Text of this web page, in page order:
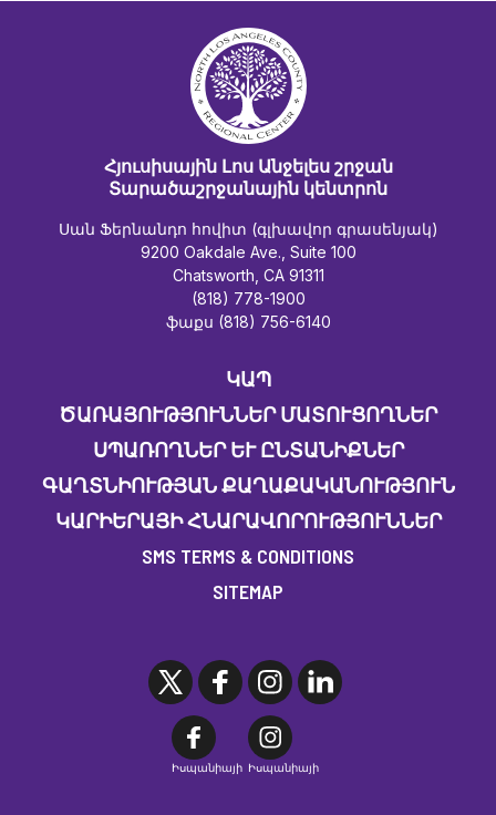
Հյուսիսային Լոս Անջելես շրջան
Տարածաշրջանային կենտրոն
Սան Ֆերնանդո հովիտ (գլխավոր գրասենյակ)
9200 Oakdale Ave., Suite 100
Chatsworth, CA 91311
(818) 778-1900
ֆաքս (818) 756-6140
ԿԱՊ
ԾԱՌԱՅՈՒԹՅՈՒՆՆԵՐ ՄԱՏՈՒՑՈՂՆԵՐ
ՍՊԱՌՈՂՆԵՐ ԵՒ ԸՆՏԱՆԻՔՆԵՐ
ԳԱՂՏՆԻՈՒԹՅԱՆ ՔԱՂԱՔԱԿԱՆՈՒԹՅՈՒՆ
ԿԱՐԻԵՐԱՅԻ ՀՆԱՐԱՎՈՐՈՒԹՅՈՒՆՆԵՐ
SMS TERMS & CONDITIONS
SITEMAP
Իսպանիայի Իսպանիայի